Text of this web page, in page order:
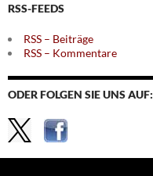
RSS-FEEDS
RSS – Beiträge
RSS – Kommentare
ODER FOLGEN SIE UNS AUF: